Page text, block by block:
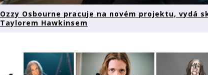
Ozzy Osbourne pracuje na novém projektu, vydá
Taylorem Hawkinsem